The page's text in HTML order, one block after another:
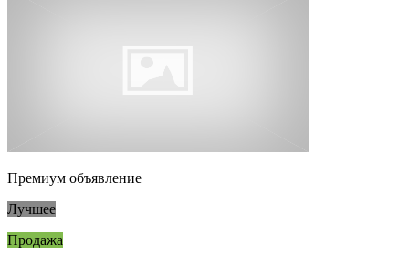
Премиум объявление
Лучшее
Продажа